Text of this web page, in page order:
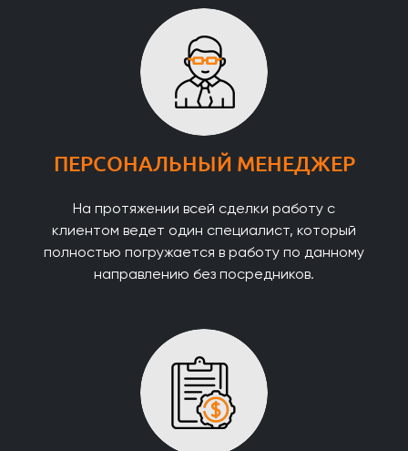
ПЕРСОНАЛЬНЫЙ МЕНЕДЖЕР
На протяжении всей сделки работу с
клиентом ведет один специалист, который
полностью погружается в работу по данному
направлению без посредников.